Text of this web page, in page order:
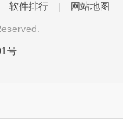
软件排行 |
网站地图
号